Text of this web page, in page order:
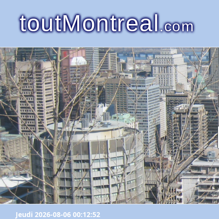
toutMontreal.com
Jeudi 2026-08-06 00:12:52